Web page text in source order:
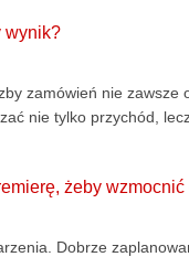
wynik?
zamówień nie zawsze
nie tylko przychód,
żeby
Dobrze